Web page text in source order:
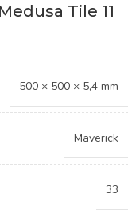
Tile 11
500 × 500 × 5,4 mm
Maverick
33